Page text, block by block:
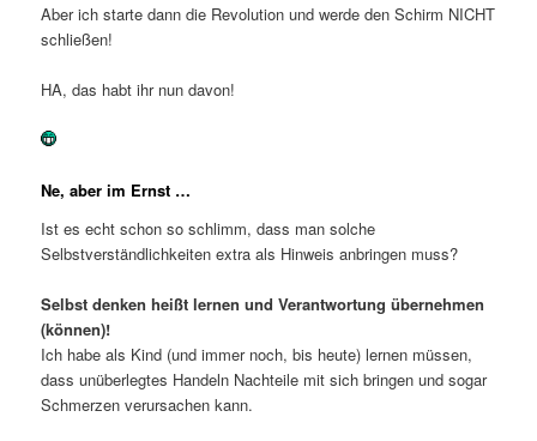
Aber ich starte dann die Revolution und werde den Schirm NICHT
schließen!
HA, das habt ihr nun davon!
Ne, aber im Ernst …
Ist es echt schon so schlimm, dass man solche
Selbstverständlichkeiten extra als Hinweis anbringen muss?
Selbst denken heißt lernen und Verantwortung übernehmen
(können)!
Ich habe als Kind (und immer noch, bis heute) lernen müssen,
dass unüberlegtes Handeln Nachteile mit sich bringen und sogar
Schmerzen verursachen kann.